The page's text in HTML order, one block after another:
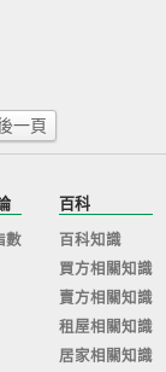
一頁
數
百科
百科知識
買方相關知識
賣方相關知識
租屋相關知識
居家相關知識